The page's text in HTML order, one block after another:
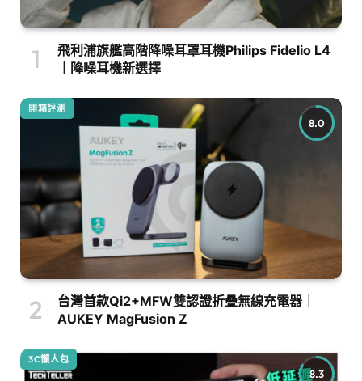
飛利浦旗艦高階降噪耳罩耳機Philips Fidelio L4
｜降噪耳機新選擇
8.0
開箱評測
台灣首款Qi2+MFW雙認證折疊無線充電器｜
AUKEY MagFusion Z
8.3
3C懶人包